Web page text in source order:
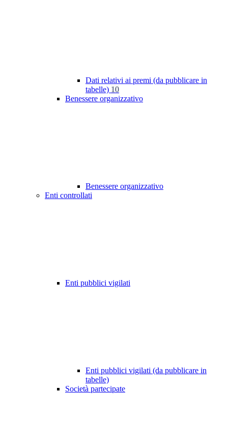
Dati relativi ai premi (da pubblicare in
tabelle) 10
Benessere organizzativo
Benessere organizzativo
Enti controllati
Enti pubblici vigilati
Enti pubblici vigilati (da pubblicare in
tabelle)
Società partecipate